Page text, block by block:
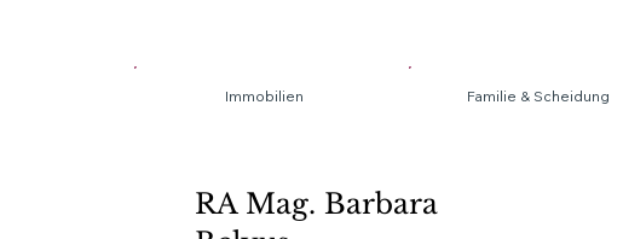
Familie & Scheidung
RA Mag. Barbara